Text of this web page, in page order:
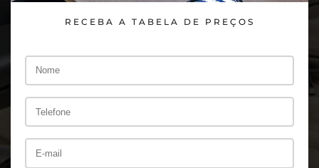
RECEBA A TABELA DE PREÇOS